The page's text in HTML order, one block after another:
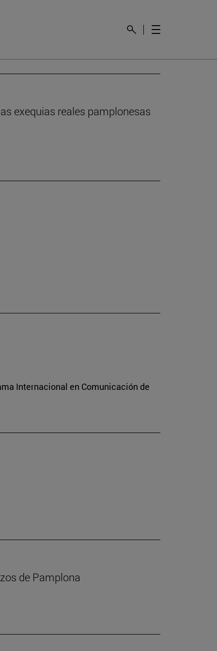
exequias reales pamplonesas
Internacional en Comunicación de
de Pamplona